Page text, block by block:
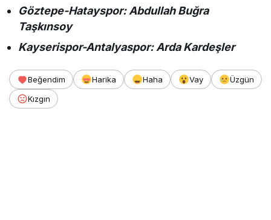
Göztepe-Hatayspor: Abdullah Buğra
Taşkınsoy
Kayserispor-Antalyaspor: Arda Kardeşler
Beğendim Harika Haha Vay
Üzgün
Kızgın